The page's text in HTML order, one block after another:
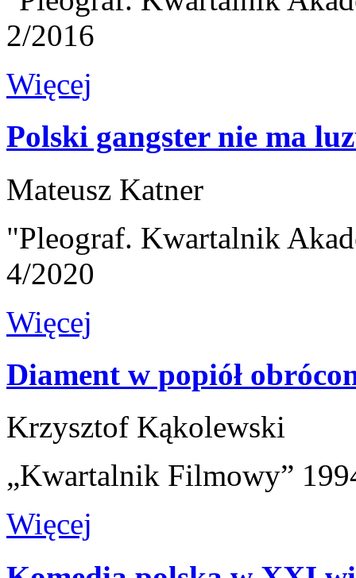
2/2016
Więcej
Polski gangster nie ma
Mateusz Katner
"Pleograf. Kwartalnik
4/2020
Więcej
Diament w popiół
Krzysztof Kąkolewski
„Kwartalnik Filmowy”
Więcej